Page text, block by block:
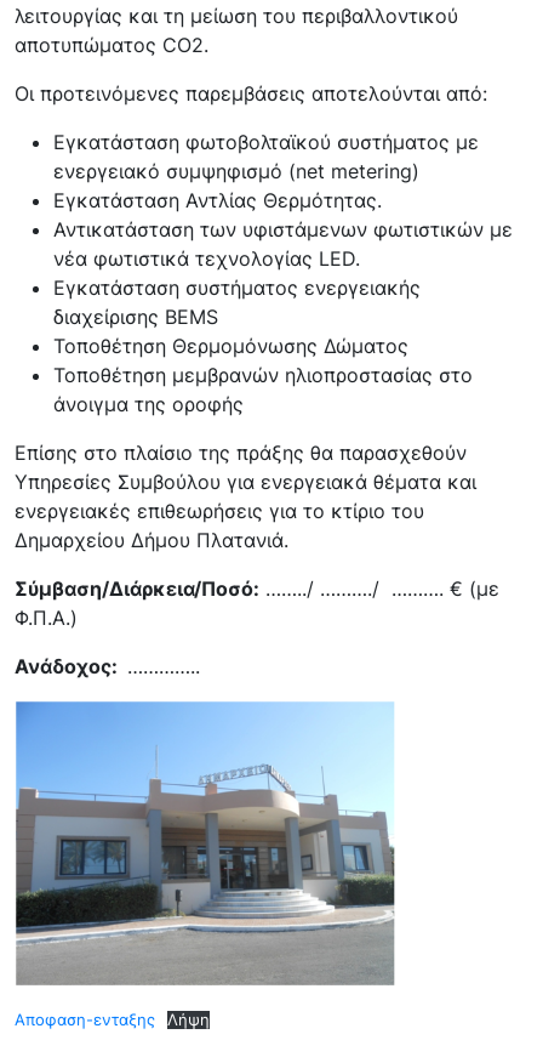
λειτουργίας και τη μείωση του περιβαλλοντικού
αποτυπώματος CO2.
Οι προτεινόμενες παρεμβάσεις αποτελούνται από:
Εγκατάσταση φωτοβολταϊκού συστήματος με
ενεργειακό συμψηφισμό (net metering)
Εγκατάσταση Αντλίας Θερμότητας.
Αντικατάσταση των υφιστάμενων φωτιστικών με
νέα φωτιστικά τεχνολογίας LED.
Εγκατάσταση συστήματος ενεργειακής
διαχείρισης BΕMS
Τοποθέτηση Θερμομόνωσης Δώματος
Τοποθέτηση μεμβρανών ηλιοπροστασίας στο
άνοιγμα της οροφής
Επίσης στο πλαίσιο της πράξης θα παρασχεθούν
Yπηρεσίες Συμβούλου για ενεργειακά θέματα και
ενεργειακές επιθεωρήσεις για το κτίριο του
Δημαρχείου Δήμου Πλατανιά.
Σύμβαση/Διάρκεια/Ποσό: ……../ ………./ ………. € (με
Φ.Π.Α.)
Ανάδοχος: …………..
Aποφαση-ενταξης Λήψη